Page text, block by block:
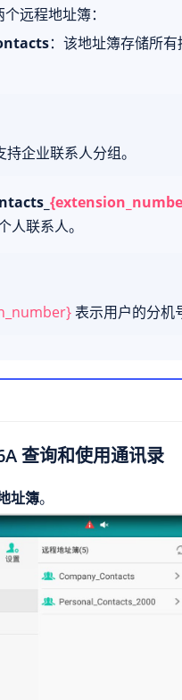
远程地址簿：
：该地址簿存储所
持企业联系人分组。
人联系人。
表示用户的分机
查询和使用通讯录
址簿。